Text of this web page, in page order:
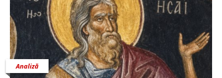
Analiză